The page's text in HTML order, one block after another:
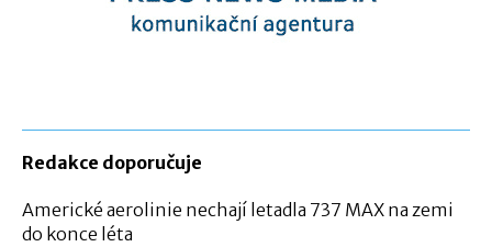
Redakce doporučuje
Americké aerolinie nechají letadla 737 MAX na zemi
do konce léta